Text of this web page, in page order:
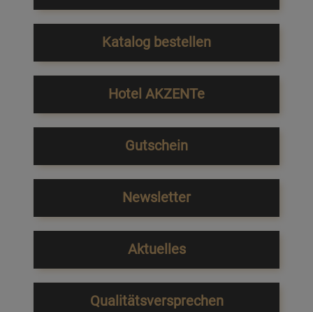
Katalog bestellen
Hotel AKZENTe
Gutschein
Newsletter
Aktuelles
Qualitätsversprechen